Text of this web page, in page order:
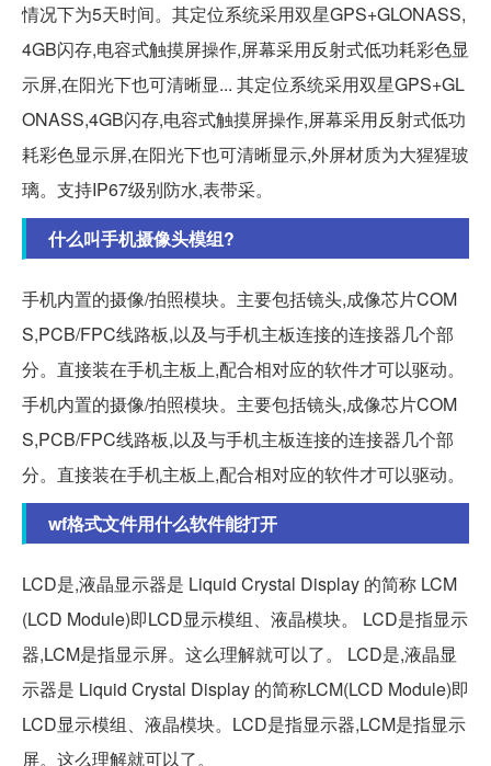
情况下为5天时间。其定位系统采用双星GPS+GLONASS,
4GB闪存,电容式触摸屏操作,屏幕采用反射式低功耗彩色显
示屏,在阳光下也可清晰显... 其定位系统采用双星GPS+GL
ONASS,4GB闪存,电容式触摸屏操作,屏幕采用反射式低功
耗彩色显示屏,在阳光下也可清晰显示,外屏材质为大猩猩玻
璃。支持IP67级别防水,表带采。
什么叫手机摄像头模组?
手机内置的摄像/拍照模块。主要包括镜头,成像芯片COM
S,PCB/FPC线路板,以及与手机主板连接的连接器几个部
分。直接装在手机主板上,配合相对应的软件才可以驱动。
手机内置的摄像/拍照模块。主要包括镜头,成像芯片COM
S,PCB/FPC线路板,以及与手机主板连接的连接器几个部
分。直接装在手机主板上,配合相对应的软件才可以驱动。
wf格式文件用什么软件能打开
LCD是,液晶显示器是 Liquid Crystal Display 的简称 LCM
(LCD Module)即LCD显示模组、液晶模块。 LCD是指显示
器,LCM是指显示屏。这么理解就可以了。 LCD是,液晶显
示器是 Liquid Crystal Display 的简称LCM(LCD Module)即
LCD显示模组、液晶模块。LCD是指显示器,LCM是指显示
屏。这么理解就可以了。